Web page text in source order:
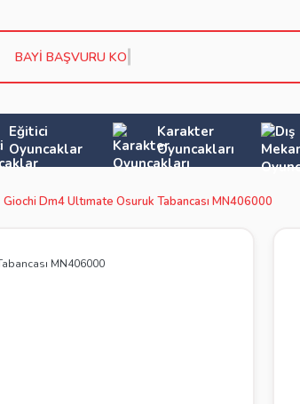
BAYİ BAŞVURU KOŞULL
Eğitici
Oyuncaklar
Karakter
Oyuncakları
Giochi Dm4 Ultımate Osuruk Tabancası MN406000